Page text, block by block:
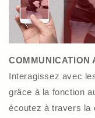
COMMUNICATION
Interagissez avec
grâce à la fonction
écoutez à travers la